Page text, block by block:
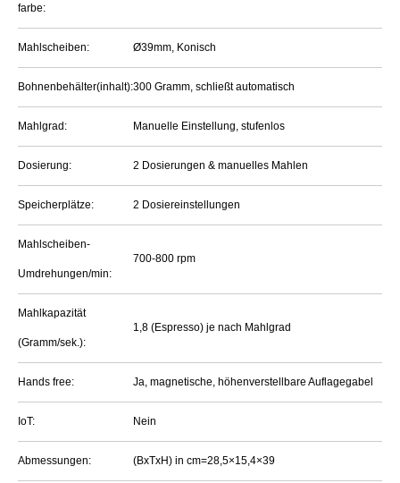
farbe:
Mahlscheiben: Ø39mm, Konisch
Bohnenbehälter(inhalt):300 Gramm, schließt automatisch
Mahlgrad: Manuelle Einstellung, stufenlos
Dosierung: 2 Dosierungen & manuelles Mahlen
Speicherplätze: 2 Dosiereinstellungen
Mahlscheiben-
Umdrehungen/min:
700-800 rpm
Mahlkapazität
(Gramm/sek.):
1,8 (Espresso) je nach Mahlgrad
Hands free: Ja, magnetische, höhenverstellbare Auflagegabel
IoT: Nein
Abmessungen: (BxTxH) in cm=28,5×15,4×39